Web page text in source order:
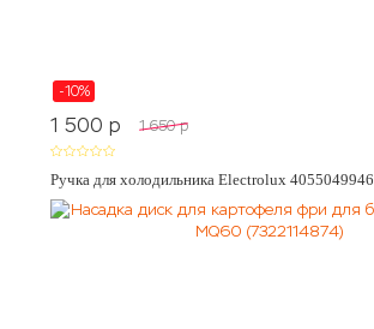
-10%
1 500 p 1 650 p
Ручка для холодильника Electrolux 4055049946